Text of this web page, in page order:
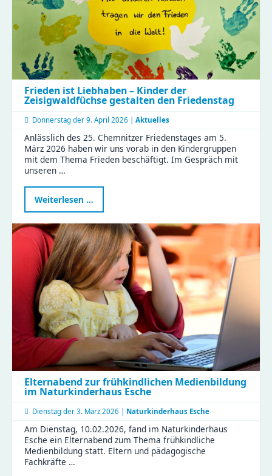
Frieden ist Liebhaben – Kinder der
Zeisigwaldfüchse gestalten den Friedenstag
Donnerstag der 9. April 2026 | Aktuelles
Anlässlich des 25. Chemnitzer Friedenstages am 5.
März 2026 haben wir uns vorab in den Kindergruppen
mit dem Thema Frieden beschäftigt. Im Gespräch mit
unseren …
Weiterlesen …
ist
Liebhaben
–
Kinder
der
Zeisigwaldfüchse
gestalten
den
Friedenstag
Elternabend zur frühkindlichen Medienbildung
im Naturkinderhaus Esche
Dienstag der 3. März 2026 | Naturkinderhaus Esche
Am Dienstag, 10.02.2026, fand im Naturkinderhaus
Esche ein Elternabend zum Thema frühkindliche
Medienbildung statt. Eltern und pädagogische
Fachkräfte …